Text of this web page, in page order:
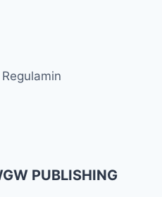
Regulamin
PUBLISHING